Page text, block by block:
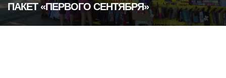
ПАКЕТ «ПЕРВОГО СЕНТЯБРЯ»